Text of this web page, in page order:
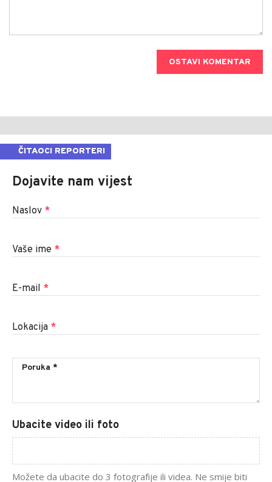
OSTAVI KOMENTAR
ČITAOCI REPORTERI
Dojavite nam vijest
Naslov *
Vaše ime *
E-mail *
Lokacija *
Ubacite video ili foto
Možete da ubacite do 3 fotografije ili videa. Ne smije biti